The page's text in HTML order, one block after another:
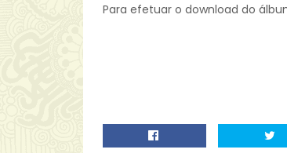
Para efetuar o download do